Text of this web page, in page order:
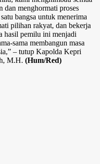
dan menghormati proses
bangsa untuk menerima
pilihan rakyat, dan bekerja
hasil pemilu ini menjadi
sama membangun masa
– tutup Kapolda Kepri
M.H. (Hum/Red)